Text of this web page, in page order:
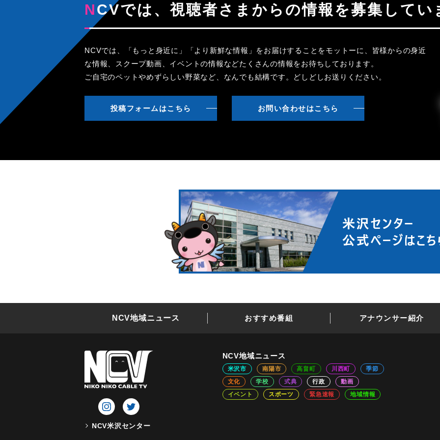
NCVでは、視聴者さまからの情報を募集してい
NCVでは、「もっと身近に」「より新鮮な情報」をお届けすることをモットーに、皆様からの身近
な情報、スクープ動画、イベントの情報などたくさんの情報をお待ちしております。
ご自宅のペットやめずらしい野菜など、なんでも結構です。どしどしお送りください。
投稿フォームはこちら お問い合わせはこちら
NCV地域ニュース おすすめ番組 アナウンサー紹介
NCV米沢センター
NCV地域ニュース
米沢市 南陽市 高畠町 川西町
季節
文化
学校 式典 行政
動画
イベント
スポーツ 緊急速報 地域情報